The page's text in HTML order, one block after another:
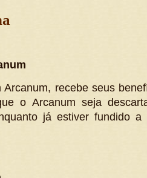
recebe seus
o Arcanum seja
já estiver fundido a